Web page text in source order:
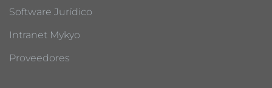
Software Jurídico
Intranet Mykyo
Proveedores